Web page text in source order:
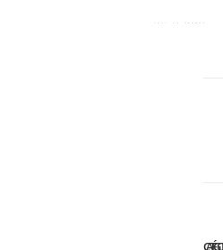
CATÉGORIES :